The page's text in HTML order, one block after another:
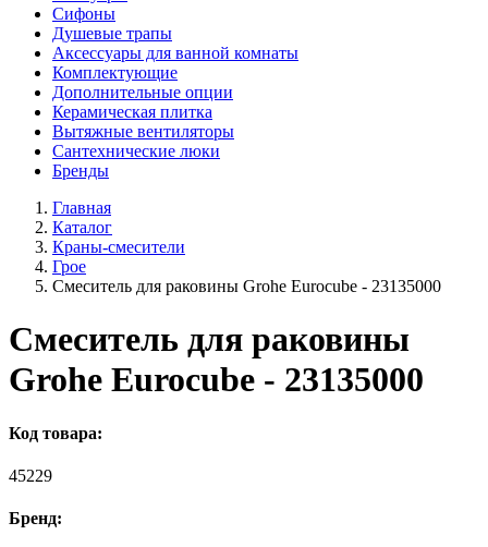
Сифоны
Душевые трапы
Аксессуары для ванной комнаты
Комплектующие
Дополнительные опции
Керамическая плитка
Вытяжные вентиляторы
Сантехнические люки
Бренды
Главная
Каталог
Краны-смесители
Грое
Смеситель для раковины Grohe Eurocube - 23135000
Смеситель для раковины
Grohe Eurocube - 23135000
Код товара:
45229
Бренд: